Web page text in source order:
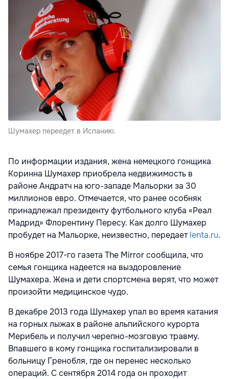
Шумахер переедет в Испанию.
По информации издания, жена немецкого гонщика
Коринна Шумахер приобрела недвижимость в
районе Андратч на юго-западе Мальорки за 30
миллионов евро. Отмечается, что ранее особняк
принадлежал президенту футбольного клуба «Реал
Мадрид» Флорентину Пересу. Как долго Шумахер
пробудет на Мальорке, неизвестно, передаетlenta.ru.
В ноябре 2017-го газета The Mirror сообщила, что
семья гонщика надеется на выздоровление
Шумахера. Жена и дети спортсмена верят, что может
произойти медицинское чудо.
В декабре 2013 года Шумахер упал во время катания
на горных лыжах в районе альпийского курорта
Мерибель и получил черепно-мозговую травму.
Впавшего в кому гонщика госпитализировали в
больницу Гренобля, где он перенес несколько
операций. С сентября 2014 года он проходит